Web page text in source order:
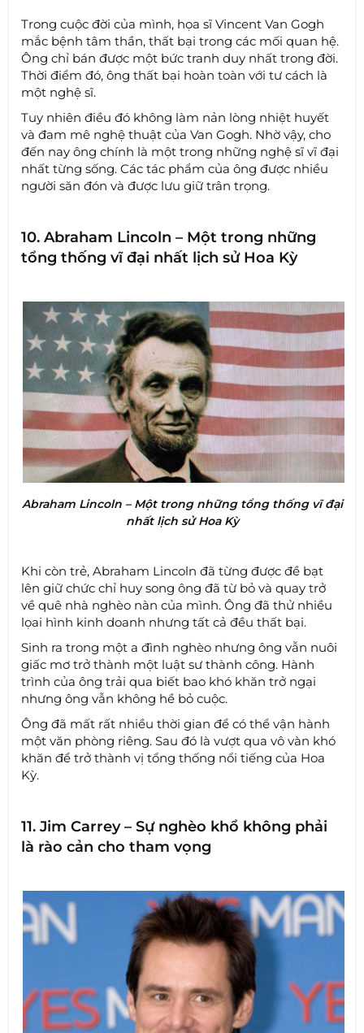
Trong cuộc đời của mình, họa sĩ Vincent Van Gogh
mắc bệnh tâm thần, thất bại trong các mối quan hệ.
Ông chỉ bán được một bức tranh duy nhất trong đời.
Thời điểm đó, ông thất bại hoàn toàn với tư cách là
một nghệ sĩ.
Tuy nhiên điều đó không làm nản lòng nhiệt huyết
và đam mê nghệ thuật của Van Gogh. Nhờ vậy, cho
đến nay ông chính là một trong những nghệ sĩ vĩ đại
nhất từng sống. Các tác phẩm của ông được nhiều
người săn đón và được lưu giữ trân trọng.
10. Abraham Lincoln – Một trong những
tổng thống vĩ đại nhất lịch sử Hoa Kỳ
Abraham Lincoln – Một trong những tổng thống vĩ đại
nhất lịch sử Hoa Kỳ
Khi còn trẻ, Abraham Lincoln đã từng được đề bạt
lên giữ chức chỉ huy song ông đã từ bỏ và quay trở
về quê nhà nghèo nàn của mình. Ông đã thử nhiều
lọai hình kinh doanh nhưng tất cả đều thất bại.
Sinh ra trong một a đình nghèo nhưng ông vẫn nuôi
giấc mơ trở thành một luật sư thành công. Hành
trình của ông trải qua biết bao khó khăn trở ngại
nhưng ông vẫn không hề bỏ cuộc.
Ông đã mất rất nhiều thời gian để có thể vận hành
một văn phòng riêng. Sau đó là vượt qua vô vàn khó
khăn để trở thành vị tổng thống nổi tiếng của Hoa
Kỳ.
11. Jim Carrey – Sự nghèo khổ không phải
là rào cản cho tham vọng